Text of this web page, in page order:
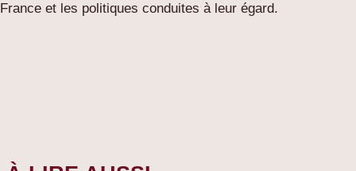
France et les politiques conduites à leur égard.